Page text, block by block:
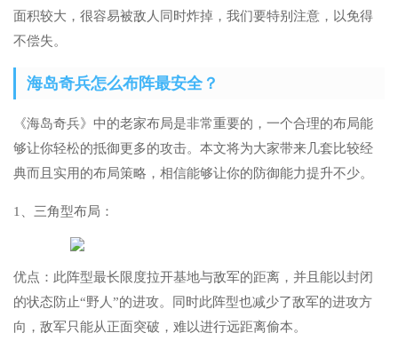
面积较大，很容易被敌人同时炸掉，我们要特别注意，以免得
不偿失。
海岛奇兵怎么布阵最安全？
《海岛奇兵》中的老家布局是非常重要的，一个合理的布局能
够让你轻松的抵御更多的攻击。本文将为大家带来几套比较经
典而且实用的布局策略，相信能够让你的防御能力提升不少。
1、三角型布局：
优点：此阵型最长限度拉开基地与敌军的距离，并且能以封闭
的状态防止“野人”的进攻。同时此阵型也减少了敌军的进攻方
向，敌军只能从正面突破，难以进行远距离偷本。